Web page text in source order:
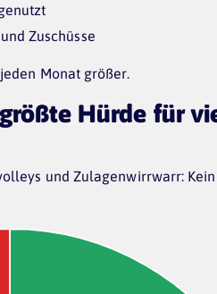
Zuschüsse
Monat größer.
Hürde für
und Zulagenwirrwarr: